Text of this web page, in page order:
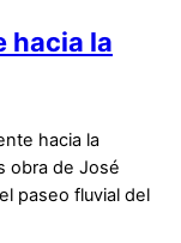
hacia la
hacia la
obra de José
paseo fluvial del